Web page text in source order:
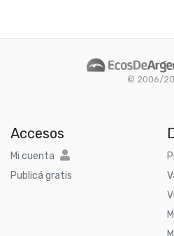
© 2006/
Accesos
Mi cuenta
Publicá gratis